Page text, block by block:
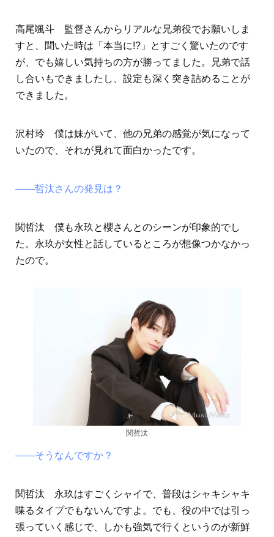
高尾颯斗 監督さんからリアルな兄弟役でお願いしま
すと、聞いた時は「本当に!?」とすごく驚いたのです
が、でも嬉しい気持ちの方が勝ってました。兄弟で話
し合いもできましたし、設定も深く突き詰めることが
できました。
沢村玲 僕は妹がいて、他の兄弟の感覚が気になって
いたので、それが見れて面白かったです。
――哲汰さんの発見は？
関哲汰 僕も永玖と櫻さんとのシーンが印象的でし
た。永玖が女性と話しているところが想像つかなかっ
たので。
関哲汰
――そうなんですか？
関哲汰 永玖はすごくシャイで、普段はシャキシャキ
喋るタイプでもないんですよ。でも、役の中では引っ
張っていく感じで、しかも強気で行くというのが新鮮